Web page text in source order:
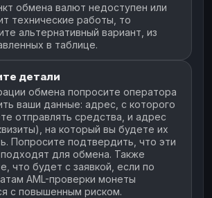
обмена валют недоступен или
технические работы, то
альтернативный вариант, из
в таблице.
детали
обмена попросите оператора
ваши данные: адрес, с которого
отправлять средства, и адрес
на который вы будете их
Попросите подтвердить, что эти
для обмена. Также
что будет с заявкой, если по
AML-проверки монеты
с повышенным риском.